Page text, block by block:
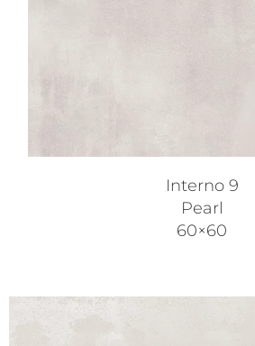
Interno 9
Pearl
60×60